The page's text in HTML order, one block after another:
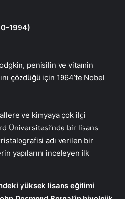
1994)
penisilin ve vitamin
çözdüğü için 1964’te Nobel
ve kimyaya çok ilgi
Üniversitesi’nde bir lisans
adı verilen bir
yapılarını inceleyen ilk
yüksek lisans eğitimi